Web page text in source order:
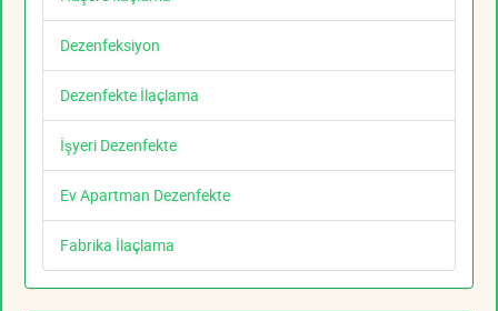
Dezenfeksiyon
Dezenfekte İlaçlama
İşyeri Dezenfekte
Ev Apartman Dezenfekte
Fabrika İlaçlama